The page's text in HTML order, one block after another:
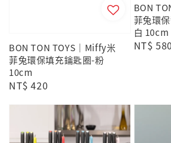
BON TON TOYS｜Miffy米
菲兔環保填充鑰匙圈-粉
10cm
Regular
NT$ 420
BON
菲兔環
白 10cm
Regular
NT$ 580